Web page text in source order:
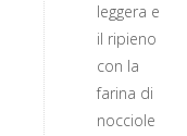
leggera e
il ripieno
con la
farina di
nocciole